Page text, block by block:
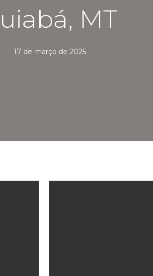
MT
17 de março de 2025